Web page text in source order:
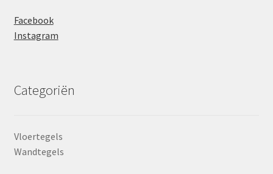
Facebook
Instagram
Categoriën
Vloertegels
Wandtegels